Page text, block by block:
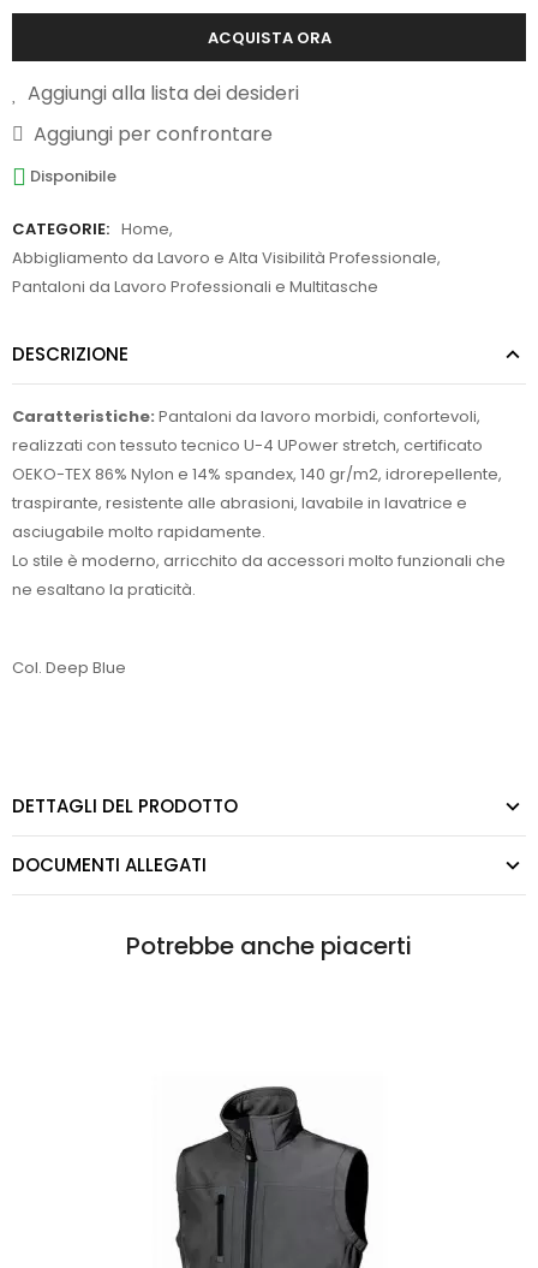
ACQUISTA ORA
Aggiungi alla lista dei desideri
Aggiungi per confrontare
Disponibile
CATEGORIE: Home,
Abbigliamento da Lavoro e Alta Visibilità Professionale,
Pantaloni da Lavoro Professionali e Multitasche
DESCRIZIONE
Caratteristiche: Pantaloni da lavoro morbidi, confortevoli,
realizzati con tessuto tecnico U-4 UPower stretch, certificato
OEKO-TEX 86% Nylon e 14% spandex, 140 gr/m2, idrorepellente,
traspirante, resistente alle abrasioni, lavabile in lavatrice e
asciugabile molto rapidamente.
Lo stile è moderno, arricchito da accessori molto funzionali che
ne esaltano la praticità.
Col. Deep Blue
DETTAGLI DEL PRODOTTO
DOCUMENTI ALLEGATI
Potrebbe anche piacerti